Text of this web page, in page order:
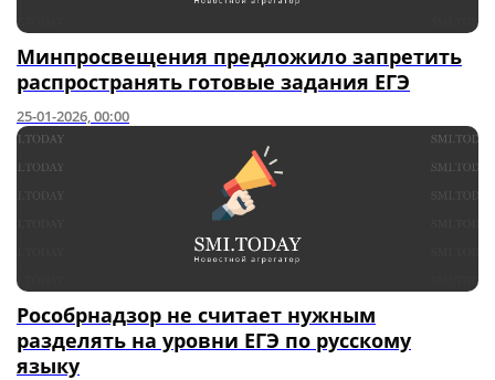
Минпросвещения предложило запретить
распространять готовые задания ЕГЭ
25-01-2026, 00:00
Рособрнадзор не считает нужным
разделять на уровни ЕГЭ по русскому
языку